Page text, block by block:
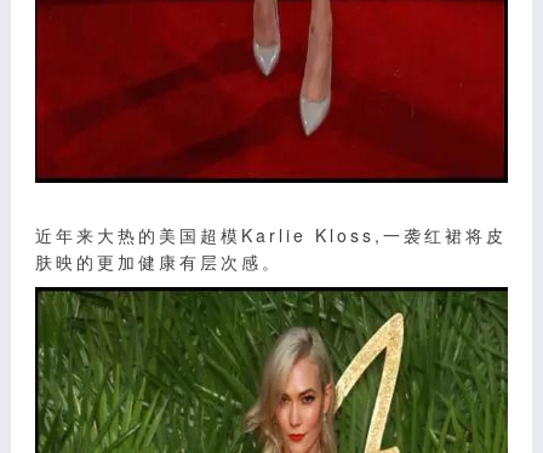
近年来大热的美国超模Karlie Kloss,一袭红裙将皮
肤映的更加健康有层次感。